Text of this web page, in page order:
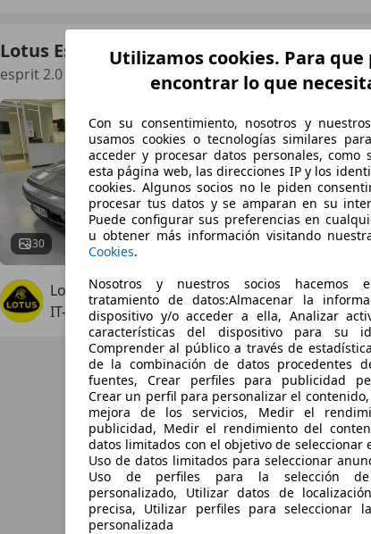
Lotus Esprit
esprit 2.0 GT3
30
€ 79.800
Lotus Cars Center Rome - Autohaus Srl
IT-00138 Roma - RM
Utilizamos cookies. Para que
encontrar lo que
Con su consentimiento, nosotros y
usamos cookies o tecnologías similares
acceder y procesar datos personales, como
esta página web, las direcciones IP y los
cookies. Algunos socios no le piden
procesar tus datos y se amparan en su
Puede configurar sus preferencias en
u obtener más información visitando
Cookies.
Nosotros y nuestros socios hacemos
tratamiento de datos:Almacenar la
dispositivo y/o acceder a ella, Analizar
características del dispositivo para su
Comprender al público a través de
de la combinación de datos procedentes
fuentes, Crear perfiles para publicidad
Crear un perfil para personalizar el
mejora de los servicios, Medir el
publicidad, Medir el rendimiento del
datos limitados con el objetivo de seleccionar
Uso de datos limitados para seleccionar
Uso de perfiles para la selección de
personalizado, Utilizar datos de
precisa, Utilizar perfiles para seleccionar
personalizada